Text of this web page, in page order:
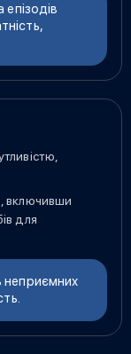
епізодів
включивши
для
неприємних